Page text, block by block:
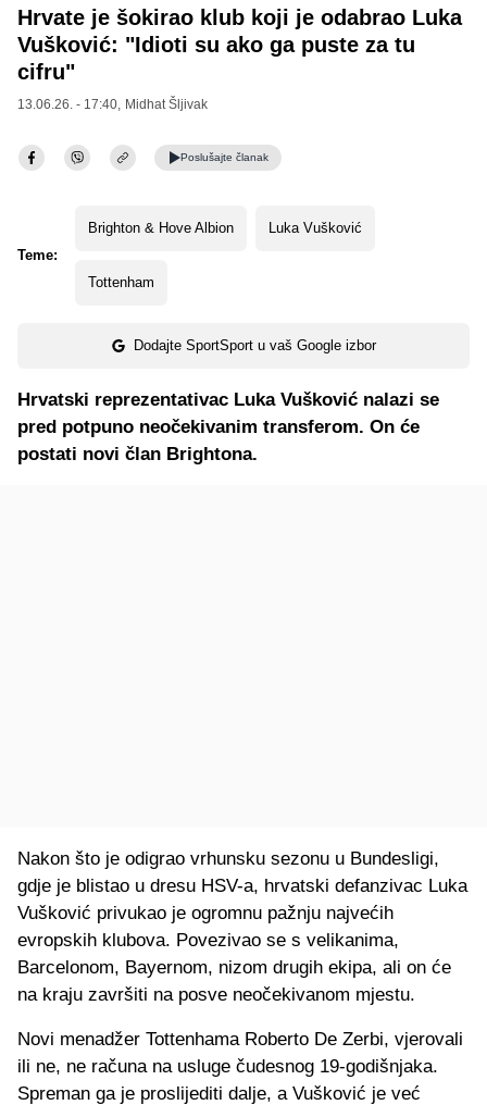
Hrvate je šokirao klub koji je odabrao Luka
Vušković: "Idioti su ako ga puste za tu
cifru"
13.06.26. - 17:40, Midhat Šljivak
Poslušajte članak
Teme:
Brighton & Hove Albion Luka Vušković
Tottenham
Dodajte SportSport u vaš Google izbor
Hrvatski reprezentativac Luka Vušković nalazi se
pred potpuno neočekivanim transferom. On će
postati novi član Brightona.
Nakon što je odigrao vrhunsku sezonu u Bundesligi,
gdje je blistao u dresu HSV-a, hrvatski defanzivac Luka
Vušković privukao je ogromnu pažnju najvećih
evropskih klubova. Povezivao se s velikanima,
Barcelonom, Bayernom, nizom drugih ekipa, ali on će
na kraju završiti na posve neočekivanom mjestu.
Novi menadžer Tottenhama Roberto De Zerbi, vjerovali
ili ne, ne računa na usluge čudesnog 19-godišnjaka.
Spreman ga je proslijediti dalje, a Vušković je već